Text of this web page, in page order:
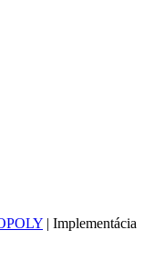
| Implementácia